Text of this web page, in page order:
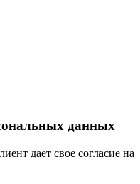
данных
дает свое согласие на